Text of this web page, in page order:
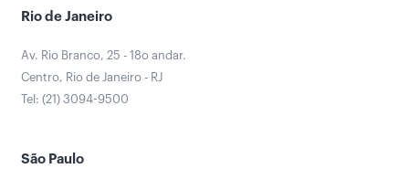
Rio de Janeiro
Av. Rio Branco, 25 - 18o andar.
Centro, Rio de Janeiro - RJ
Tel: (21) 3094-9500
São Paulo